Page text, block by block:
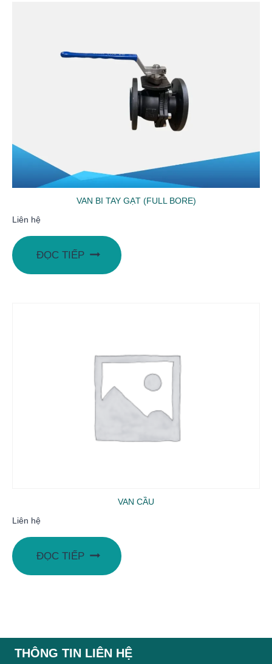
VAN BI TAY GẠT (FULL BORE)
Liên hệ
ĐỌC TIẾP
VAN CẦU
Liên hệ
ĐỌC TIẾP
THÔNG TIN LIÊN HỆ